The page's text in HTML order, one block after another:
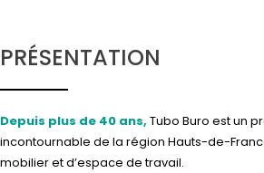
PRÉSENTATION
Depuis plus de 40 ans, Tubo Buro est un
incontournable de la région Hauts-de-
mobilier et d’espace de travail.